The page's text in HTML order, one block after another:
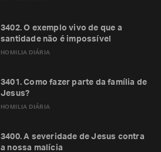
HOMILIA DIÁRIA
3402. O exemplo vivo de que a
santidade não é impossível
HOMILIA DIÁRIA
3401. Como fazer parte da família de
Jesus?
3400. A severidade de Jesus contra
a nossa malícia